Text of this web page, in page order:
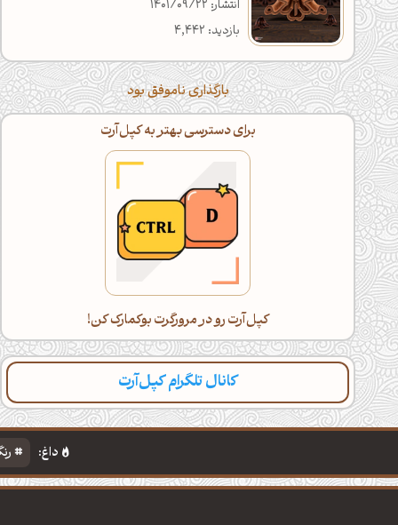
انتشار: 1401/09/22
بازدید: 4,442
بارگذاری ناموفق بود
برای دسترسی بهتر به کپل‌آرت
کپل‌آرت رو در مرورگرت بوکمارک کن!
کانال تلگرام کپل‌آرت
داغ: